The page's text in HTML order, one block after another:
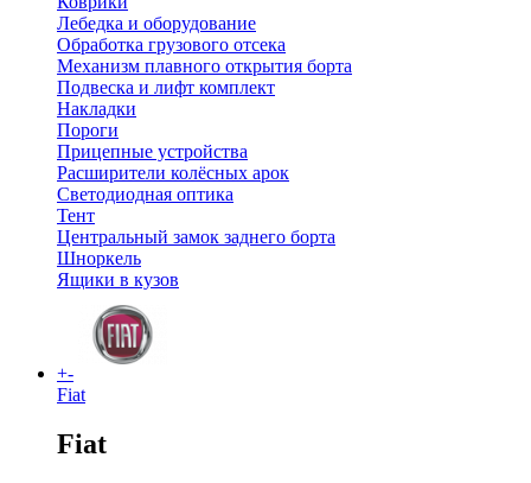
Лебедка и оборудование
Обработка грузового отсека
Механизм плавного открытия борта
Подвеска и лифт комплект
Накладки
Пороги
Прицепные устройства
Расширители колёсных арок
Светодиодная оптика
Тент
Центральный замок заднего борта
Шноркель
Ящики в кузов
+-
Fiat
Fiat